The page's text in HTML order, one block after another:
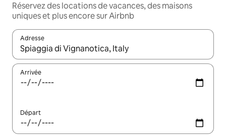
Réservez des locations de vacances, des maisons
uniques et plus encore sur Airbnb
Adresse
Lorsque les résultats s'affichent, utilisez les flèches vers le
Arrivée
Départ